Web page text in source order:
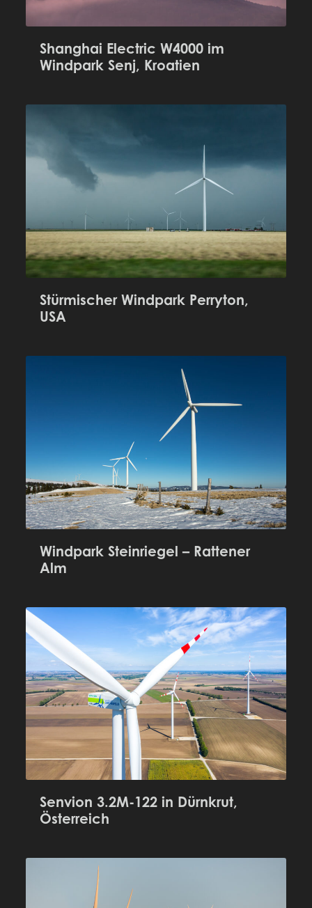
Shanghai Electric W4000 im
Windpark Senj, Kroatien
Stürmischer Windpark Perryton,
USA
Windpark Steinriegel – Rattener
Alm
Senvion 3.2M-122 in Dürnkrut,
Österreich